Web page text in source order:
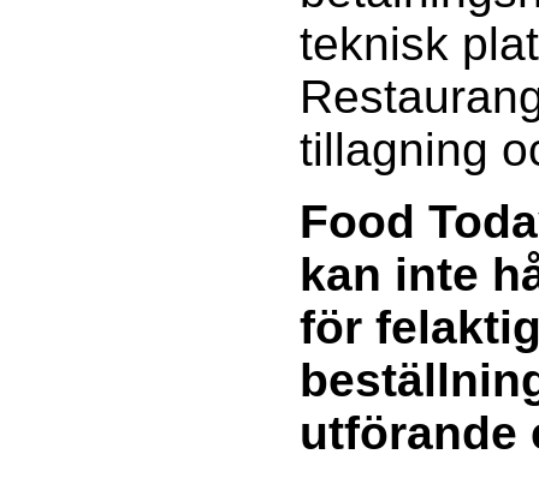
teknisk
tillagning
Food
kan inte
för
utförande